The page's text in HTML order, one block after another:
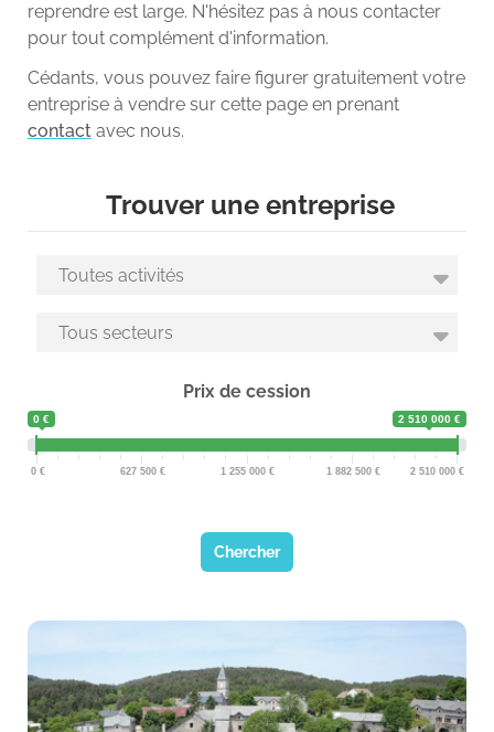
reprendre est large. N'hésitez pas à nous contacter
pour tout complément d'information.
Cédants, vous pouvez faire figurer gratuitement votre
entreprise à vendre sur cette page en prenant
contact avec nous.
Trouver une entreprise
Prix de cession
0 € 2 510 000 €
0 627 500 1 255 000 1 882 500 2 510 000
Chercher